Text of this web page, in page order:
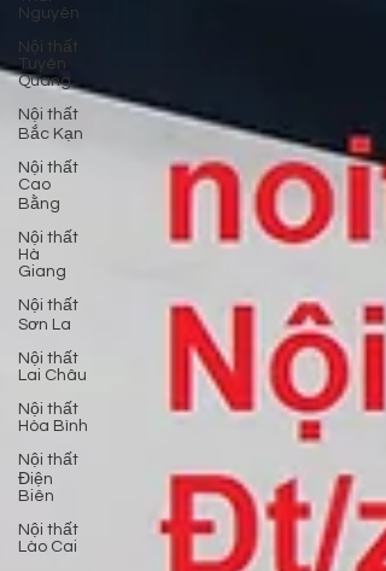
Nguyên
Nội thất
Tuyên
Quang
Nội thất
Bắc Kạn
Nội thất
Cao
Bằng
Nội thất
Hà
Giang
Nội thất
Sơn La
Nội thất
Lai Châu
Nội thất
Hòa Bình
Nội thất
Điện
Biên
Nội thất
Lào Cai